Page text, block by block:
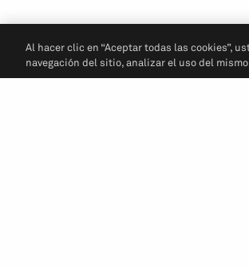
Al hacer clic en “Aceptar todas las cookies”,
navegación del sitio, analizar el uso del